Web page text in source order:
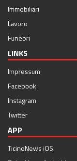
Immobiliari
Lavoro
Funebri
LINKS
Impressum
Facebook
Instagram
Twitter
APP
TicinoNews iOS